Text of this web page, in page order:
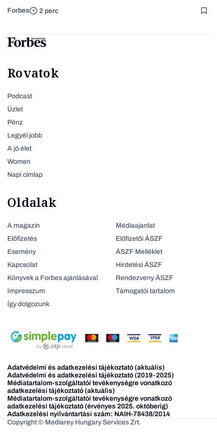
Forbes 2 perc
Rovatok
Podcast
Üzlet
Pénz
Legyél jobb
A jó élet
Women
Napi címlap
Oldalak
A magazin
Előfizetés
Esemény
Kapcsolat
Könyvek a Forbes ajánlásával
Impresszum
Így dolgozunk
Médiaajanlat
Előfizetői ÁSZF
ÁSZF Melléklet
Hirdetési ÁSZF
Rendezveny ÁSZF
Támogatói tartalom
Adatvédelmi és adatkezelési tájékoztató (aktuális)
Adatvédelmi és adatkezelési tájékoztató (2019-2025)
Médiatartalom-szolgáltatói tevékenységre vonatkozó
adatkezelési tájékoztató (aktuális)
Médiatartalom-szolgáltatói tevékenységre vonatkozó
adatkezelési tájékoztató (érvényes 2025. októberig)
Adatkezelési nyilvántartási szám: NAIH-78438/2014
Copyright © Mediarey Hungary Services Zrt.